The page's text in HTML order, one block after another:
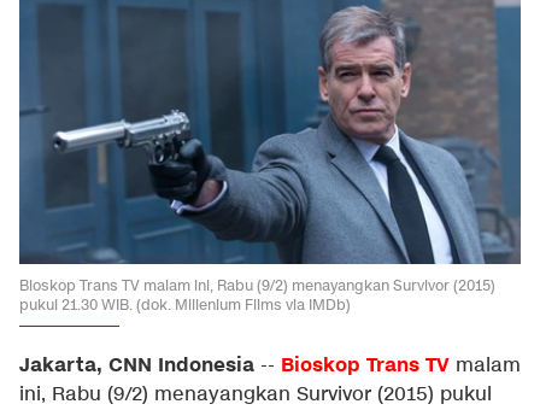
Bioskop Trans TV malam ini, Rabu (9/2) menayangkan Survivor (2015)
pukul 21.30 WIB. (dok. Millenium Films via IMDb)
Jakarta, CNN Indonesia -- Bioskop Trans TV malam
ini, Rabu (9/2) menayangkan Survivor (2015) pukul